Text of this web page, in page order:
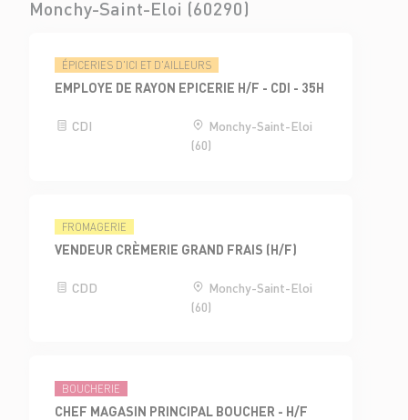
Monchy-Saint-Eloi (60290)
ÉPICERIES D'ICI ET D'AILLEURS
EMPLOYE DE RAYON EPICERIE H/F - CDI - 35H
CDI
Monchy-Saint-Eloi
(60)
FROMAGERIE
VENDEUR CRÈMERIE GRAND FRAIS (H/F)
CDD
Monchy-Saint-Eloi
(60)
BOUCHERIE
CHEF MAGASIN PRINCIPAL BOUCHER - H/F